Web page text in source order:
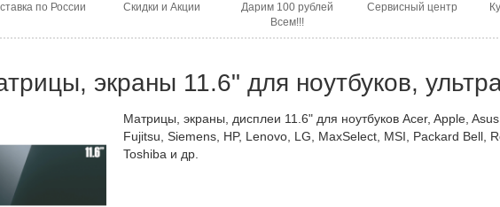
по России Скидки и Акции
Дарим 100 рублей
Всем!!!
Сервисный центр
экраны 11.6" для ноутбуков,
Матрицы, экраны, дисплеи 11.6" для ноутбуков Acer, Apple,
Fujitsu, Siemens, HP, Lenovo, LG, MaxSelect, MSI, Packard Bell,
Toshiba и др.